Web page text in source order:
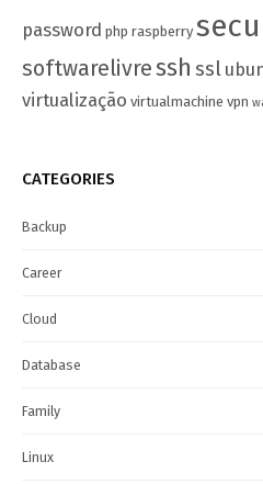
password php raspberry
softwarelivressh ssl
virtualização virtualmachine vpn
CATEGORIES
Backup
Career
Cloud
Database
Family
Linux